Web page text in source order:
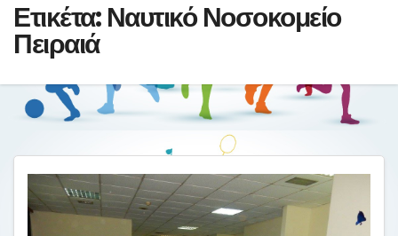
Ετικέτα: Ναυτικό Νοσοκομείο
Πειραιά